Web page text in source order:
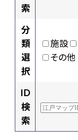
索
分
類
選
択
施設
その他
ID
検
索